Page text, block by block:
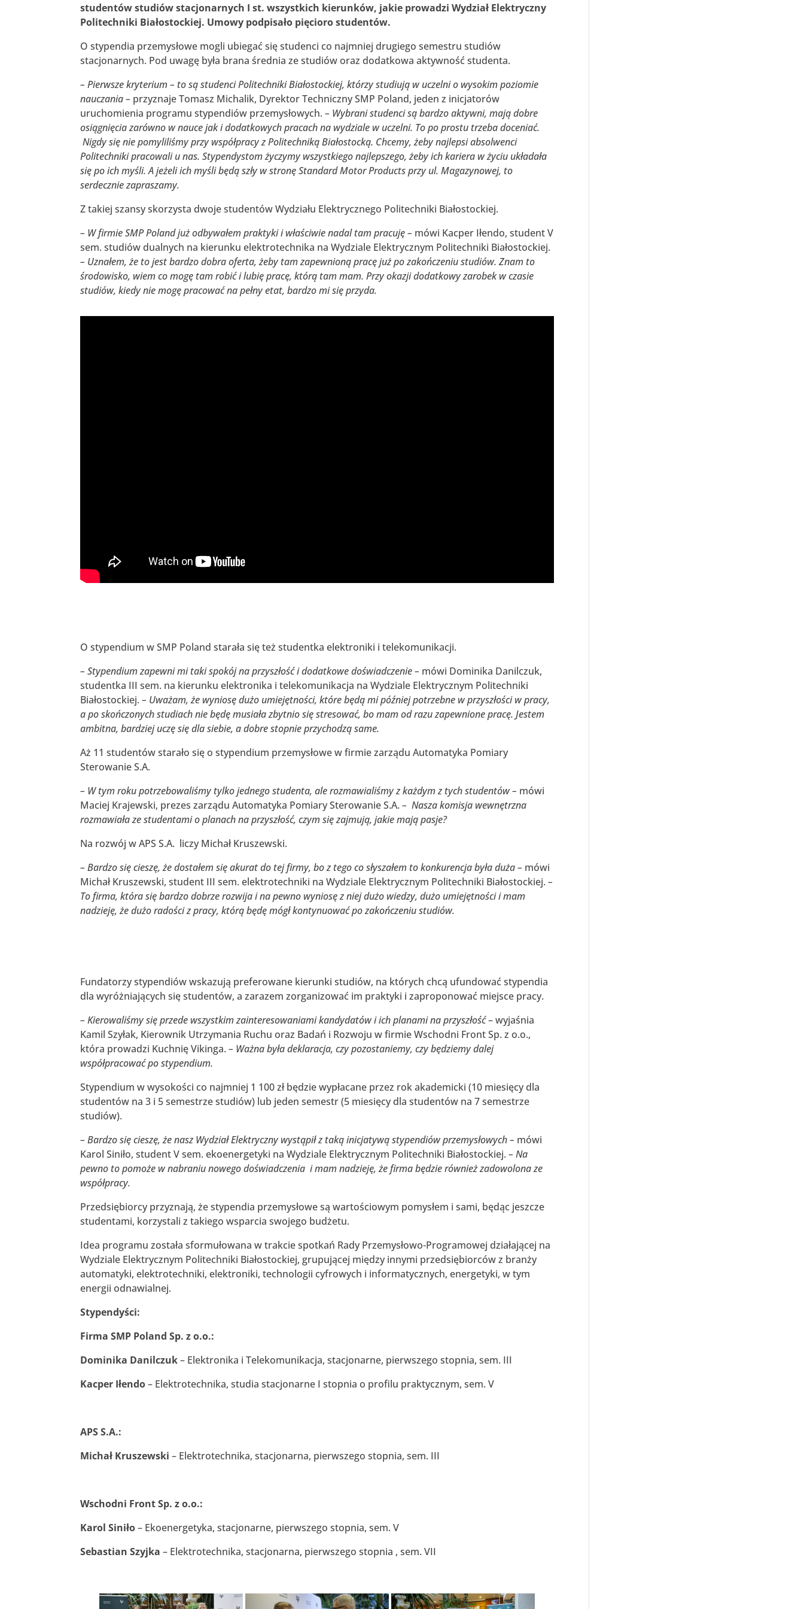
studentów studiów stacjonarnych I st. wszystkich kierunków, jakie prowadzi Wydział Elektryczny
Politechniki Białostockiej. Umowy podpisało pięcioro studentów.
O stypendia przemysłowe mogli ubiegać się studenci co najmniej drugiego semestru studiów
stacjonarnych. Pod uwagę była brana średnia ze studiów oraz dodatkowa aktywność studenta.
– Pierwsze kryterium – to są studenci Politechniki Białostockiej, którzy studiują w uczelni o wysokim poziomie
nauczania – przyznaje Tomasz Michalik, Dyrektor Techniczny SMP Poland, jeden z inicjatorów
uruchomienia programu stypendiów przemysłowych.– Wybrani studenci są bardzo aktywni, mają dobre
osiągnięcia zarówno w nauce jak i dodatkowych pracach na wydziale w uczelni. To po prostu trzeba doceniać.
Nigdy się nie pomyliliśmy przy współpracy z Politechniką Białostocką. Chcemy, żeby najlepsi absolwenci
Politechniki pracowali u nas. Stypendystom życzymy wszystkiego najlepszego, żeby ich kariera w życiu układała
się po ich myśli. A jeżeli ich myśli będą szły w stronę Standard Motor Products przy ul. Magazynowej, to
serdecznie zapraszamy.
Z takiej szansy skorzysta dwoje studentów Wydziału Elektrycznego Politechniki Białostockiej.
– W firmie SMP Poland już odbywałem praktyki i właściwie nadal tam pracuję – mówi Kacper Iłendo, student V
sem. studiów dualnych na kierunku elektrotechnika na Wydziale Elektrycznym Politechniki Białostockiej.
– Uznałem, że to jest bardzo dobra oferta, żeby tam zapewnioną pracę już po zakończeniu studiów. Znam to
środowisko, wiem co mogę tam robić i lubię pracę, którą tam mam. Przy okazji dodatkowy zarobek w czasie
studiów, kiedy nie mogę pracować na pełny etat, bardzo mi się przyda.
O stypendium w SMP Poland starała się też studentka elektroniki i telekomunikacji.
– Stypendium zapewni mi taki spokój na przyszłość i dodatkowe doświadczenie – mówi Dominika Danilczuk,
studentka III sem. na kierunku elektronika i telekomunikacja na Wydziale Elektrycznym Politechniki
Białostockiej.– Uważam, że wyniosę dużo umiejętności, które będą mi później potrzebne w przyszłości w pracy,
a po skończonych studiach nie będę musiała zbytnio się stresować, bo mam od razu zapewnione pracę. Jestem
ambitna, bardziej uczę się dla siebie, a dobre stopnie przychodzą same.
Aż 11 studentów starało się o stypendium przemysłowe w firmie zarządu Automatyka Pomiary
Sterowanie S.A.
– W tym roku potrzebowaliśmy tylko jednego studenta, ale rozmawialiśmy z każdym z tych studentów – mówi
Maciej Krajewski, prezes zarządu Automatyka Pomiary Sterowanie S.A. – Nasza komisja wewnętrzna
rozmawiała ze studentami o planach na przyszłość, czym się zajmują, jakie mają pasje?
Na rozwój w APS S.A. liczy Michał Kruszewski.
– Bardzo się cieszę, że dostałem się akurat do tej firmy, bo z tego co słyszałem to konkurencja była duża – mówi
Michał Kruszewski, student III sem. elektrotechniki na Wydziale Elektrycznym Politechniki Białostockiej.–
To firma, która się bardzo dobrze rozwija i na pewno wyniosę z niej dużo wiedzy, dużo umiejętności i mam
nadzieję, że dużo radości z pracy, którą będę mógł kontynuować po zakończeniu studiów.
Fundatorzy stypendiów wskazują preferowane kierunki studiów, na których chcą ufundować stypendia
dla wyróżniających się studentów, a zarazem zorganizować im praktyki i zaproponować miejsce pracy.
– Kierowaliśmy się przede wszystkim zainteresowaniami kandydatów i ich planami na przyszłość– wyjaśnia
Kamil Szyłak, Kierownik Utrzymania Ruchu oraz Badań i Rozwoju w firmie Wschodni Front Sp. z o.o.,
która prowadzi Kuchnię Vikinga.– Ważna była deklaracja, czy pozostaniemy, czy będziemy dalej
współpracować po stypendium.
Stypendium w wysokości co najmniej 1 100 zł będzie wypłacane przez rok akademicki (10 miesięcy dla
studentów na 3 i 5 semestrze studiów) lub jeden semestr (5 miesięcy dla studentów na 7 semestrze
studiów).
– Bardzo się cieszę, że nasz Wydział Elektryczny wystąpił z taką inicjatywą stypendiów przemysłowych – mówi
Karol Siniło, student V sem. ekoenergetyki na Wydziale Elektrycznym Politechniki Białostockiej.– Na
pewno to pomoże w nabraniu nowego doświadczenia i mam nadzieję, że firma będzie również zadowolona ze
współpracy.
Przedsiębiorcy przyznają, że stypendia przemysłowe są wartościowym pomysłem i sami, będąc jeszcze
studentami, korzystali z takiego wsparcia swojego budżetu.
Idea programu została sformułowana w trakcie spotkań Rady Przemysłowo-Programowej działającej na
Wydziale Elektrycznym Politechniki Białostockiej, grupującej między innymi przedsiębiorców z branży
automatyki, elektrotechniki, elektroniki, technologii cyfrowych i informatycznych, energetyki, w tym
energii odnawialnej.
Stypendyści:
Firma SMP Poland Sp. z o.o.:
Dominika Danilczuk– Elektronika i Telekomunikacja, stacjonarne, pierwszego stopnia, sem. III
Kacper Iłendo– Elektrotechnika, studia stacjonarne I stopnia o profilu praktycznym, sem. V
APS S.A.:
Michał Kruszewski – Elektrotechnika, stacjonarna, pierwszego stopnia, sem. III
Wschodni Front Sp. z o.o.:
Karol Siniło– Ekoenergetyka, stacjonarne, pierwszego stopnia, sem. V
Sebastian Szyjka – Elektrotechnika, stacjonarna, pierwszego stopnia , sem. VII